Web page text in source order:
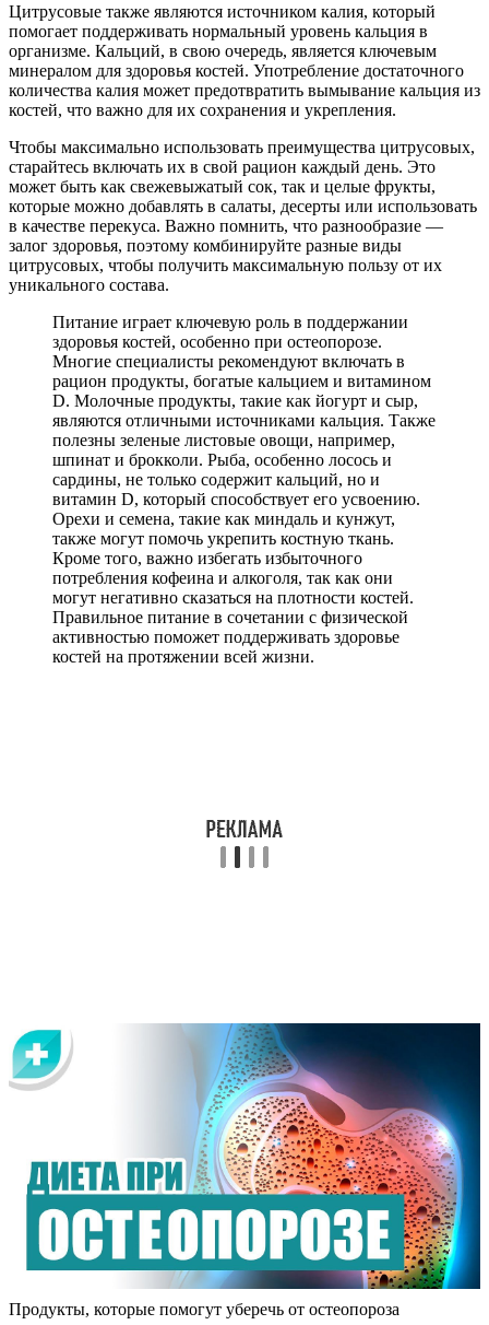
Цитрусовые также являются источником калия, который
помогает поддерживать нормальный уровень кальция в
организме. Кальций, в свою очередь, является ключевым
минералом для здоровья костей. Употребление достаточного
количества калия может предотвратить вымывание кальция из
костей, что важно для их сохранения и укрепления.
Чтобы максимально использовать преимущества цитрусовых,
старайтесь включать их в свой рацион каждый день. Это
может быть как свежевыжатый сок, так и целые фрукты,
которые можно добавлять в салаты, десерты или использовать
в качестве перекуса. Важно помнить, что разнообразие —
залог здоровья, поэтому комбинируйте разные виды
цитрусовых, чтобы получить максимальную пользу от их
уникального состава.
Питание играет ключевую роль в поддержании
здоровья костей, особенно при остеопорозе.
Многие специалисты рекомендуют включать в
рацион продукты, богатые кальцием и витамином
D. Молочные продукты, такие как йогурт и сыр,
являются отличными источниками кальция. Также
полезны зеленые листовые овощи, например,
шпинат и брокколи. Рыба, особенно лосось и
сардины, не только содержит кальций, но и
витамин D, который способствует его усвоению.
Орехи и семена, такие как миндаль и кунжут,
также могут помочь укрепить костную ткань.
Кроме того, важно избегать избыточного
потребления кофеина и алкоголя, так как они
могут негативно сказаться на плотности костей.
Правильное питание в сочетании с физической
активностью поможет поддерживать здоровье
костей на протяжении всей жизни.
Продукты, которые помогут уберечь от остеопороза